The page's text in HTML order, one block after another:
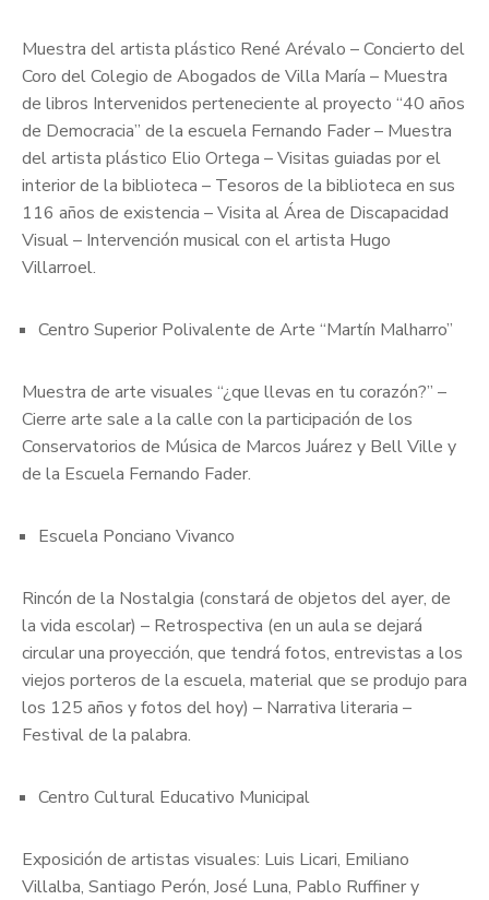
Muestra del artista plástico René Arévalo – Concierto del
Coro del Colegio de Abogados de Villa María – Muestra
de libros Intervenidos perteneciente al proyecto “40 años
de Democracia” de la escuela Fernando Fader – Muestra
del artista plástico Elio Ortega – Visitas guiadas por el
interior de la biblioteca – Tesoros de la biblioteca en sus
116 años de existencia – Visita al Área de Discapacidad
Visual – Intervención musical con el artista Hugo
Villarroel.
Centro Superior Polivalente de Arte “Martín Malharro”
Muestra de arte visuales “¿que llevas en tu corazón?” –
Cierre arte sale a la calle con la participación de los
Conservatorios de Música de Marcos Juárez y Bell Ville y
de la Escuela Fernando Fader.
Escuela Ponciano Vivanco
Rincón de la Nostalgia (constará de objetos del ayer, de
la vida escolar) – Retrospectiva (en un aula se dejará
circular una proyección, que tendrá fotos, entrevistas a los
viejos porteros de la escuela, material que se produjo para
los 125 años y fotos del hoy) – Narrativa literaria –
Festival de la palabra.
Centro Cultural Educativo Municipal
Exposición de artistas visuales: Luis Licari, Emiliano
Villalba, Santiago Perón, José Luna, Pablo Ruffiner y